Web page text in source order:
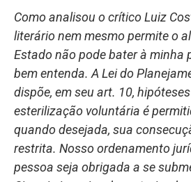
Como analisou o crítico Luiz
literário nem mesmo permite o
Estado não pode bater à minha
bem entenda. A Lei do
dispõe, em seu art. 10,
esterilização voluntária é
quando desejada, sua
restrita. Nosso ordenamento
pessoa seja obrigada a se